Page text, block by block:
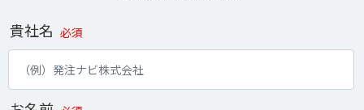
貴社名 必須